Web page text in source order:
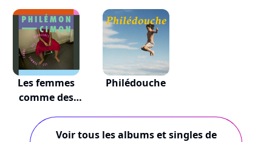
montagne...
Les femmes
comme des
Philédouche
Voir tous les albums et singles de